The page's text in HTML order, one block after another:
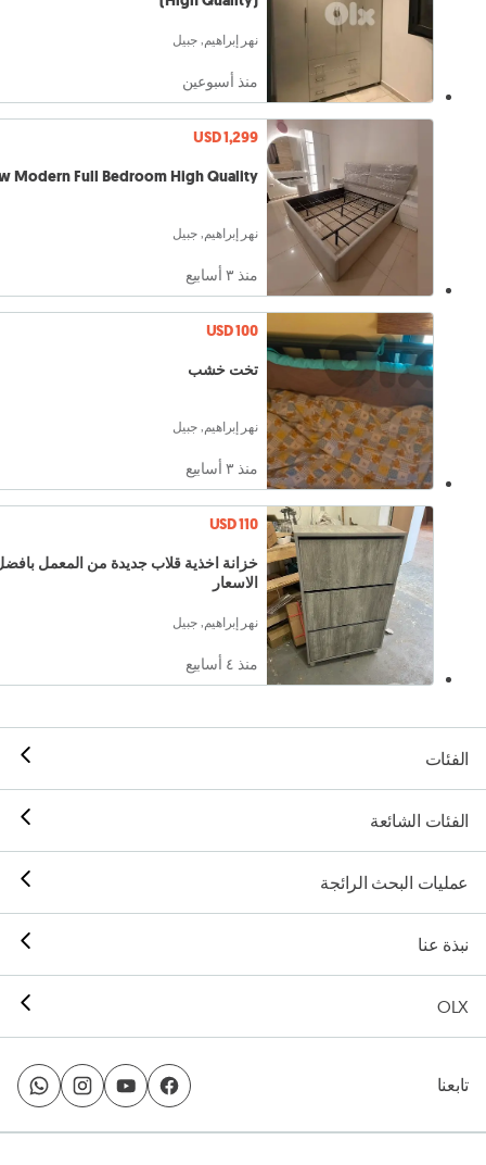
نهر إبراهيم, جبيل
منذ أسبوعين
USD 1,299
Modern Full Bedroom High Quality
نهر إبراهيم, جبيل
منذ ٣ أسابيع
USD 100
تخت خشب
نهر إبراهيم, جبيل
منذ ٣ أسابيع
USD 110
خزانة اخذية قلاب جديدة من المعمل
الاسعار
نهر إبراهيم, جبيل
منذ ٤ أسابيع
الفئات
الفئات الشائعة
عمليات البحث الرائجة
نبذة عنا
OLX
تابعنا